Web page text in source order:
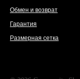
Обмен и возврат
Гарантия
Размерная сетка